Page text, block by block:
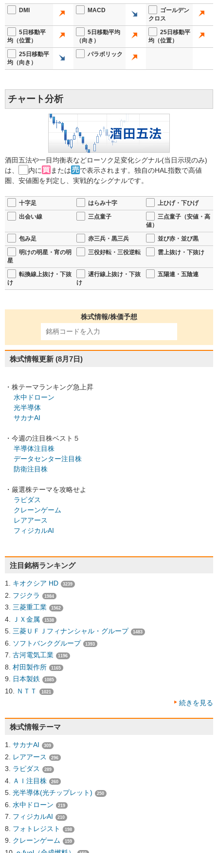
DMI MACD
ゴールデン
クロス
5日移動平
均（位置）
5日移動平均
（向き）
25日移動平
均（位置）
25日移動平
均（向き）
パラボリック
チャート分析
酒田五法や一目均衡表などローソク足変化シグナル(当日示現のみ)
は、
内に または
で表示されます。独自のHAL指数で高値
圏、安値圏を判定し、実戦的なシグナルです。
十字足 はらみ十字
上ひげ・下ひげ
出会い線
三点童子
三点童子（安値・高
値）
包み足
赤三兵・黒三兵
並び赤・並び黒
明けの明星・宵の明
星
三役好転・三役逆転 雲上抜け・下抜け
転換線上抜け・下抜
け
遅行線上抜け・下抜
け
五陽連・五陰連
株式情報/株価予想
株式情報更新 (8月7日)
・株テーマランキング急上昇
水中ドローン
光半導体
サカナAI
・今週の注目株ベスト５
半導体注目株
データセンター注目株
防衛注目株
・厳選株テーマを攻略せよ
ラピダス
クレーンゲーム
レアアース
フィジカルAI
注目銘柄ランキング
キオクシア HD 3239
フジクラ 1984
三菱重工業 1562
ＪＸ金属 1538
三菱ＵＦＪフィナンシャル・グループ 1483
ソフトバンクグループ 1393
古河電気工業 1196
村田製作所 1165
日本製鉄 1085
ＮＴＴ 1021
続きを見る
株式情報テーマ
サカナAI 309
レアアース 296
ラピダス 289
ＡＩ注目株 260
光半導体(光チップレット) 250
水中ドローン 219
フィジカルAI 210
フォトレジスト 198
クレーンゲーム 159